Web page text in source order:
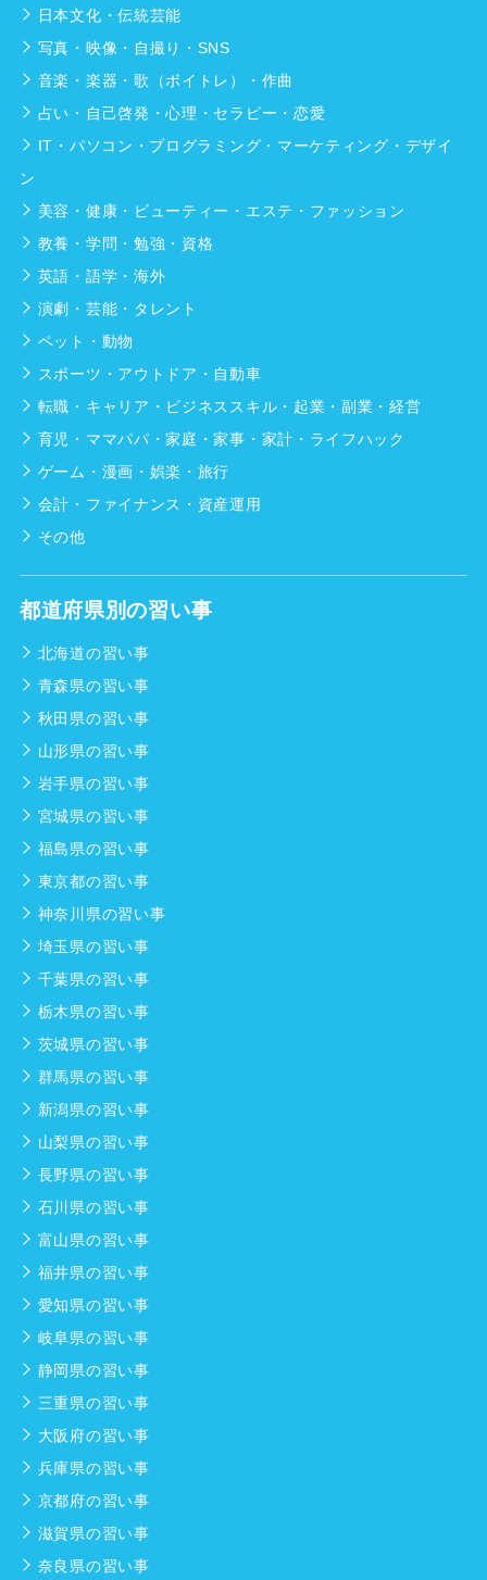
日本文化・伝統芸能
写真・映像・自撮り・SNS
音楽・楽器・歌（ボイトレ）・作曲
占い・自己啓発・心理・セラピー・恋愛
IT・パソコン・プログラミング・マーケティング・デザイ
ン
美容・健康・ビューティー・エステ・ファッション
教養・学問・勉強・資格
英語・語学・海外
演劇・芸能・タレント
ペット・動物
スポーツ・アウトドア・自動車
転職・キャリア・ビジネススキル・起業・副業・経営
育児・ママパパ・家庭・家事・家計・ライフハック
ゲーム・漫画・娯楽・旅行
会計・ファイナンス・資産運用
その他
都道府県別の習い事
北海道の習い事
青森県の習い事
秋田県の習い事
山形県の習い事
岩手県の習い事
宮城県の習い事
福島県の習い事
東京都の習い事
神奈川県の習い事
埼玉県の習い事
千葉県の習い事
栃木県の習い事
茨城県の習い事
群馬県の習い事
新潟県の習い事
山梨県の習い事
長野県の習い事
石川県の習い事
富山県の習い事
福井県の習い事
愛知県の習い事
岐阜県の習い事
静岡県の習い事
三重県の習い事
大阪府の習い事
兵庫県の習い事
京都府の習い事
滋賀県の習い事
奈良県の習い事